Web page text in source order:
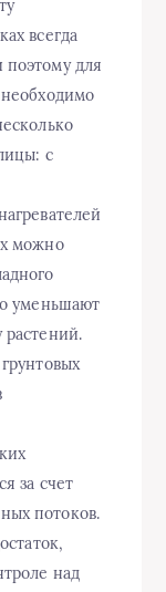
всегда
для
необходимо
с
можно
уменьшают
растений.
за счет
потоков.
над